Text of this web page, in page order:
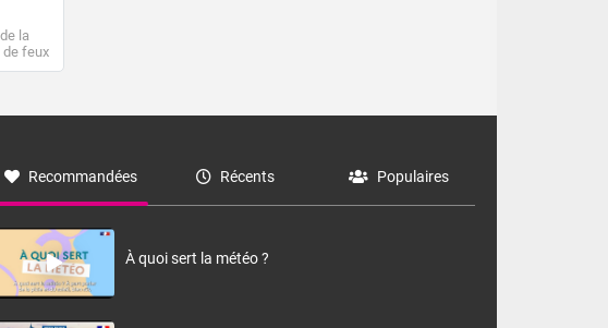
la
feux
sont
à la
Recommandées Récents Populaires
À quoi sert la météo ?